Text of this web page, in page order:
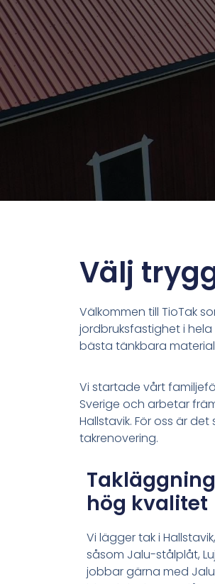
Välj
Välkommen till TioTak
jordbruksfastigheti
bästa tänkbara
Vi startade vårt
Sverige och arbetar
Hallstavik. För oss är
takrenovering.
hög kvalitet
Vi lägger tak i
såsom Jalu-stålplåt,
jobbar gärna med